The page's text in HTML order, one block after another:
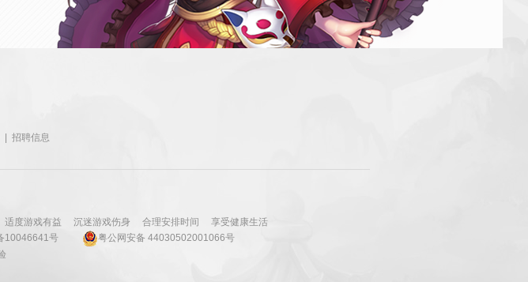
招聘信息
适度游戏有益 沉迷游戏伤身 合理安排时间
享受健康生活
10046641号
粤公网安备 44030502001066号